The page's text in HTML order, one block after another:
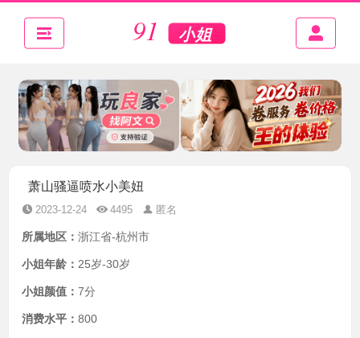
萧山骚逼喷水小美妞
2023-12-24 4495 匿名
所属地区： 浙江省-杭州市
小姐年龄： 25岁-30岁
小姐颜值： 7分
消费水平： 800